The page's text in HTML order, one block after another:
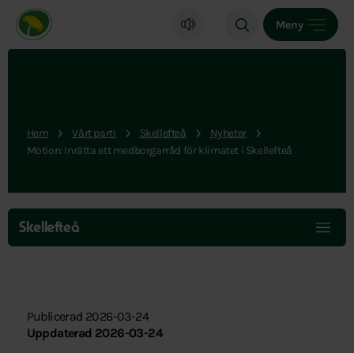
Miljöpartiet de gröna, startsida
Meny
Hem Vårt parti Skellefteå
Nyheter
Motion: Inrätta ett medborgarråd för klimatet i Skellefteå
Hoppa
över
menyn
Skellefteå
Publicerad 2026-03-24
Uppdaterad 2026-03-24